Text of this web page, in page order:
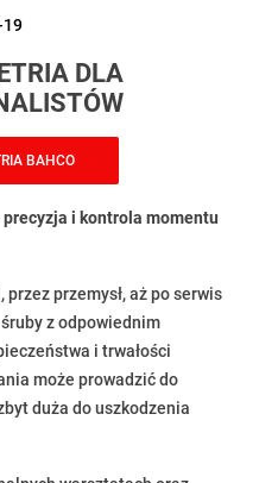
19
DLA
BAHCO
i kontrola momentu
przemysł, aż po serwis
z odpowiednim
i trwałości
może prowadzić do
duża do uszkodzenia